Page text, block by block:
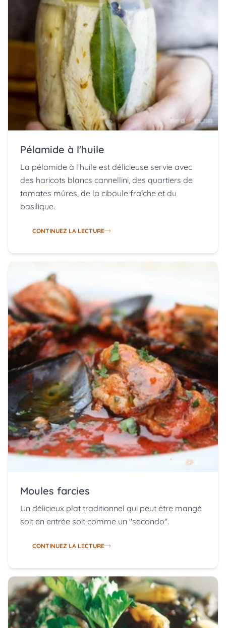
Pélamide à l'huile
La pélamide à l'huile est délicieuse servie avec
des haricots blancs cannellini, des quartiers de
tomates mûres, de la ciboule fraîche et du
basilique.
CONTINUEZ LA LECTURE
Moules farcies
Un délicieux plat traditionnel qui peut être mangé
soit en entrée soit comme un "secondo".
CONTINUEZ LA LECTURE